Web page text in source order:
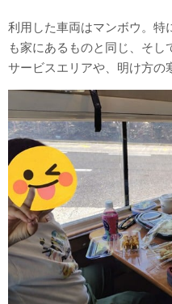
利用した車両はマンボウ。特
も家にあるものと同じ、そ
サービスエリアや、明け方の